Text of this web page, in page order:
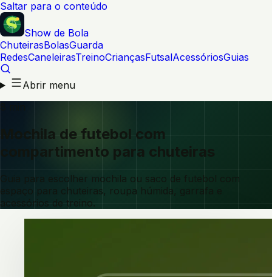
Saltar para o conteúdo
Show de Bola
ChuteirasBolasGuarda
RedesCaneleirasTreinoCriançasFutsalAcessóriosGuias
Abrir menu
Mochila de futebol com
compartimento para chuteiras
Guia para escolher mochila ou saco de futebol com
espaço para chuteiras, roupa húmida, garrafa e
acessórios de treino.